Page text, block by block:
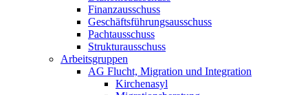
Finanzausschuss
Geschäftsführungsausschuss
Pachtausschuss
Strukturausschuss
Arbeitsgruppen
AG Flucht, Migration und Integration
Kirchenasyl